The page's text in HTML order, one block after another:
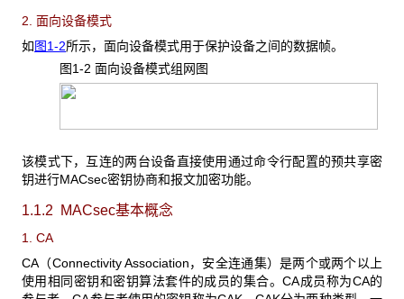
2. 面向设备模式
如图1-2所示，面向设备模式用于保护设备之间的数据帧。
图1-2 面向设备模式组网图
该模式下，互连的两台设备直接使用通过命令行配置的预共享密
钥进行MACsec密钥协商和报文加密功能。
1.1.2 MACsec基本概念
1. CA
CA（Connectivity Association，安全连通集）是两个或两个以上
使用相同密钥和密钥算法套件的成员的集合。CA成员称为CA的